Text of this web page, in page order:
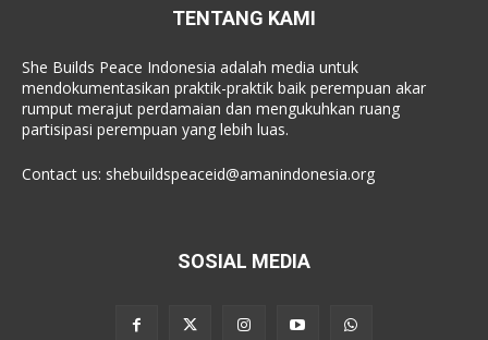
TENTANG KAMI
She Builds Peace Indonesia adalah media untuk
mendokumentasikan praktik-praktik baik perempuan akar
rumput merajut perdamaian dan mengukuhkan ruang
partisipasi perempuan yang lebih luas.
Contact us: shebuildspeaceid@amanindonesia.org
SOSIAL MEDIA